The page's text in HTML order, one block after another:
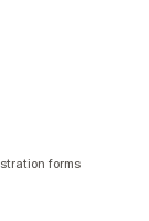
forms